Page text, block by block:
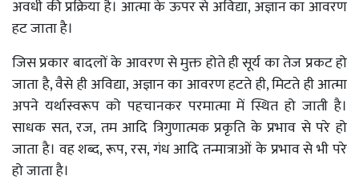
अवधी की प्रक्रिया है। आत्मा के ऊपर से अविद्या, अज्ञान का आवरण
हट जाता है।
जिस प्रकार बादलों के आवरण से मुक्त होते ही सूर्य का तेज प्रकट हो
जाता है, वैसे ही अविद्या, अज्ञान का आवरण हटते ही, मिटते ही आत्मा
अपने यर्थास्वरूप को पहचानकर परमात्मा में स्थित हो जाती है।
साधक सत, रज, तम आदि त्रिगुणात्मक प्रकृति के प्रभाव से परे हो
जाता है। वह शब्द, रूप, रस, गंध आदि तन्मात्राओं के प्रभाव से भी परे
हो जाता है।